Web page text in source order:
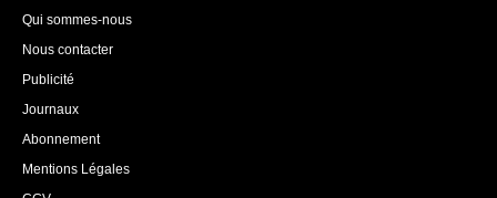
Qui sommes-nous
Nous contacter
Publicité
Journaux
Abonnement
Mentions Légales